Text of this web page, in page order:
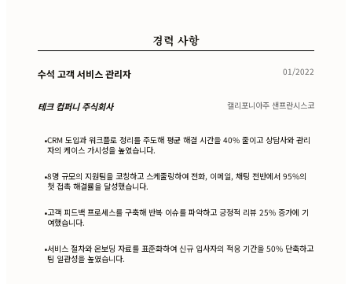
경력 사항
수석 고객 서비스 관리자 01/2022
테크 컴퍼니 주식회사 캘리포니아주 샌프란시스코
•CRM 도입과 워크플로 정리를 주도해 평균 해결 시간을 40% 줄이고 상담사와 관리
자의 케이스 가시성을 높였습니다.
•8명 규모의 지원팀을 코칭하고 스케줄링하여 전화, 이메일, 채팅 전반에서 95%의
첫 접촉 해결률을 달성했습니다.
•고객 피드백 프로세스를 구축해 반복 이슈를 파악하고 긍정적 리뷰 25% 증가에 기
여했습니다.
•서비스 절차와 온보딩 자료를 표준화하여 신규 입사자의 적응 기간을 50% 단축하고
팀 일관성을 높였습니다.